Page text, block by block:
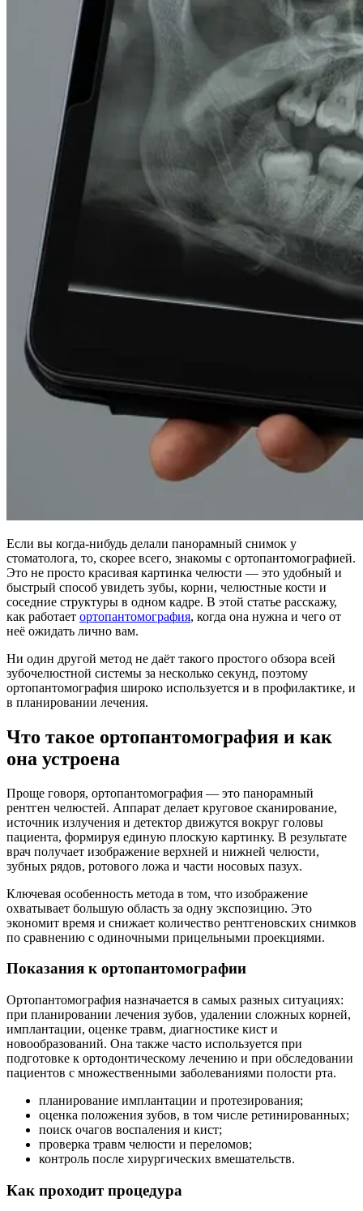
Если вы когда‑нибудь делали панорамный снимок у
стоматолога, то, скорее всего, знакомы с ортопантомографией.
Это не просто красивая картинка челюсти — это удобный и
быстрый способ увидеть зубы, корни, челюстные кости и
соседние структуры в одном кадре. В этой статье расскажу,
как работает ортопантомография, когда она нужна и чего от
неё ожидать лично вам.
Ни один другой метод не даёт такого простого обзора всей
зубочелюстной системы за несколько секунд, поэтому
ортопантомография широко используется и в профилактике, и
в планировании лечения.
Что такое ортопантомография и как
она устроена
Проще говоря, ортопантомография — это панорамный
рентген челюстей. Аппарат делает круговое сканирование,
источник излучения и детектор движутся вокруг головы
пациента, формируя единую плоскую картинку. В результате
врач получает изображение верхней и нижней челюсти,
зубных рядов, ротового ложа и части носовых пазух.
Ключевая особенность метода в том, что изображение
охватывает большую область за одну экспозицию. Это
экономит время и снижает количество рентгеновских снимков
по сравнению с одиночными прицельными проекциями.
Показания к ортопантомографии
Ортопантомография назначается в самых разных ситуациях:
при планировании лечения зубов, удалении сложных корней,
имплантации, оценке травм, диагностике кист и
новообразований. Она также часто используется при
подготовке к ортодонтическому лечению и при обследовании
пациентов с множественными заболеваниями полости рта.
планирование имплантации и протезирования;
оценка положения зубов, в том числе ретинированных;
поиск очагов воспаления и кист;
проверка травм челюсти и переломов;
контроль после хирургических вмешательств.
Как проходит процедура